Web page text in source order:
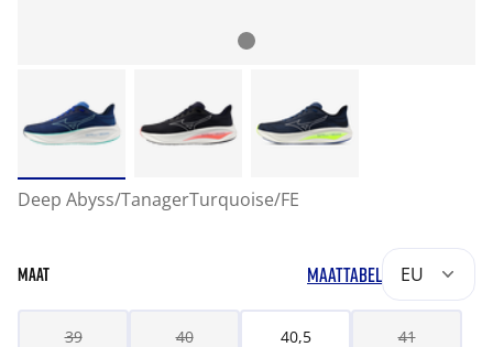
Deep Abyss/TanagerTurquoise/FE
MAAT MAATTABEL EU
39 40 40,5 41